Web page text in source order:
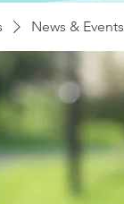
News & Events